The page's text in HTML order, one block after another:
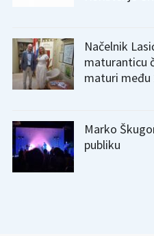
Načelnik
maturanticu
maturi među
Marko
publiku